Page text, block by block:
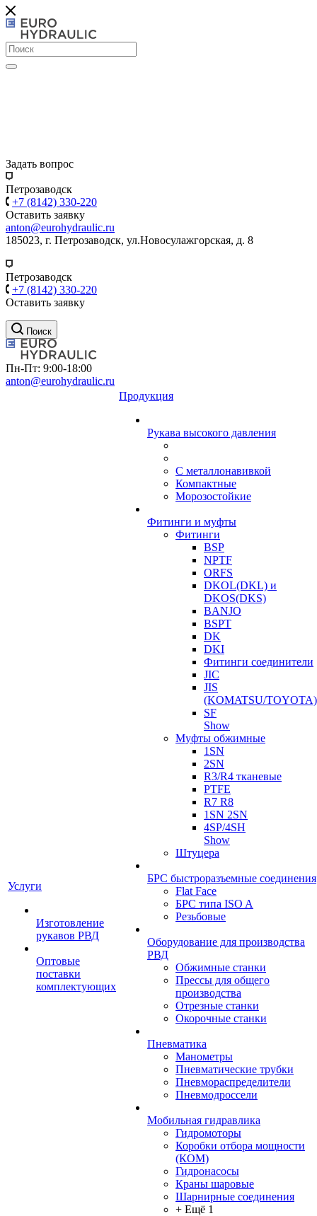
Задать вопрос
Петрозаводск
+7 (8142) 330-220
Оставить заявку
anton@eurohydraulic.ru
185023, г. Петрозаводск, ул.Новосулажгорская, д. 8
Петрозаводск
+7 (8142) 330-220
Оставить заявку
Поиск
Пн-Пт: 9:00-18:00
anton@eurohydraulic.ru
Услуги
Изготовление
рукавов РВД
Оптовые
поставки
комплектующих
Продукция
Рукава высокого давления
С металлонавивкой
Компактные
Морозостойкие
Фитинги и муфты
Фитинги
BSP
NPTF
ORFS
DKOL(DKL) и
DKOS(DKS)
BANJO
BSPT
DK
DKI
Фитинги соединители
JIC
JIS
(KOMATSU/TOYOTA)
SF
Show
Муфты обжимные
1SN
2SN
R3/R4 тканевые
PTFE
R7 R8
1SN 2SN
4SP/4SH
Show
Штуцера
БРС быстроразъемные соединения
Flat Face
БРС типа ISO A
Резьбовые
Оборудование для производства
РВД
Обжимные станки
Прессы для общего
производства
Отрезные станки
Окорочные станки
Пневматика
Манометры
Пневматические трубки
Пневмораспределители
Пневмодроссели
Мобильная гидравлика
Гидромоторы
Коробки отбора мощности
(КОМ)
Гидронасосы
Краны шаровые
Шарнирные соединения
+ Ещё 1